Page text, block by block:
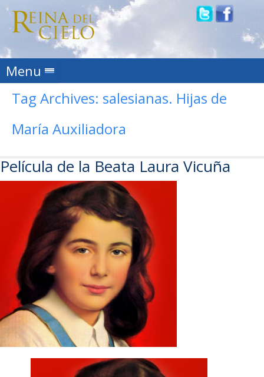
Menu Skip to content
Tag Archives: salesianas. Hijas de
María Auxiliadora
Película de la Beata Laura Vicuña